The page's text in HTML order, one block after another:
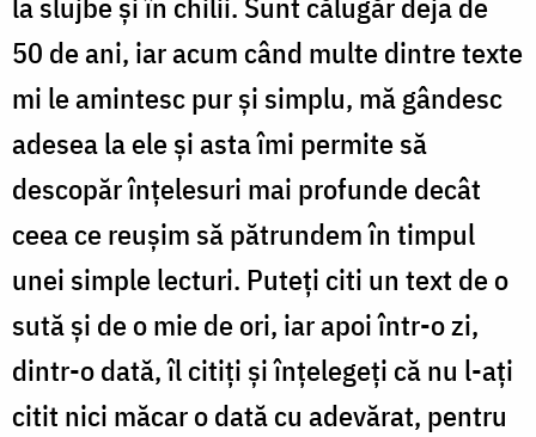
50 de ani, iar acum când multe dintre texte
mi le amintesc pur şi simplu, mă gândesc
adesea la ele și asta îmi permite să
descopăr înţelesuri mai profunde decât
ceea ce reuşim să pătrundem în timpul
unei simple lecturi. Puteţi citi un text de o
sută şi de o mie de ori, iar apoi într-o zi,
dintr-o dată, îl citiți și înțelegeți că nu l-aţi
citit nici măcar o dată cu adevărat, pentru